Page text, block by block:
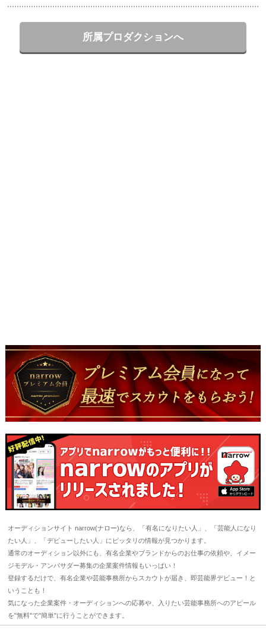
所属プロダクションへ
オーディションサイト narrow(ナロー)なら、「有名になりたい人」、「芸能人になり
たい人」、「デビューしたい人」にピッタリの情報が見つかります。
通常のオーディション以外にも、有名企業やブランドからのお仕事の依頼や、イメー
ジモデル・アンバサダー募集の企業案件情報もいっぱい！
登録するだけで、有名企業や芸能事務所からスカウトが届き、即芸能界デビュー！と
いうことも！
気になった企業案件・オーディションへの応募や、入りたい芸能事務所へのアピール
を"無料"で"簡単"に行うことができます。